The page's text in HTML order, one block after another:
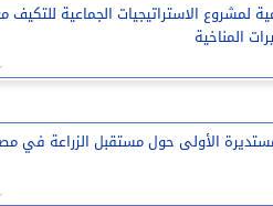
لمشروع الاستراتيجيات الجماعية للتكيف
المناخية
الأولى حول مستقبل الزراعة في